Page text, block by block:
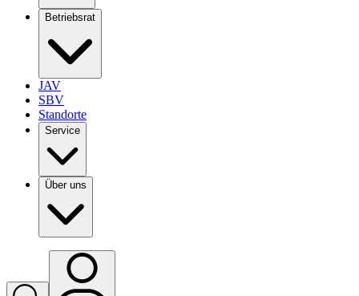
Betriebsrat
JAV
SBV
Standorte
Service
Über uns